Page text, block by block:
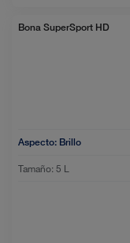
Bona SuperSport HD
Aspecto: Brillo
Tamaño: 5 L